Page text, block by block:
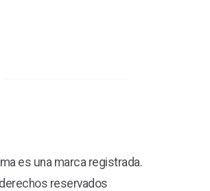
es una marca registrada.
reservados